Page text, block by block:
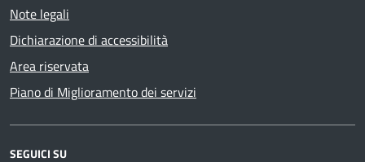
Note legali
Dichiarazione di accessibilità
Area riservata
Piano di Miglioramento dei servizi
SEGUICI SU